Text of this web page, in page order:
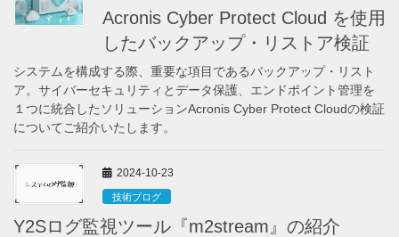
Acronis Cyber Protect Cloud を使用
したバックアップ・リストア検証
システムを構成する際、重要な項目であるバックアップ・リスト
ア。サイバーセキュリティとデータ保護、エンドポイント管理を
１つに統合したソリューションAcronis Cyber Protect Cloudの検証
についてご紹介いたします。
2024-10-23
技術ブログ
Y2Sログ監視ツール『m2stream』の紹介